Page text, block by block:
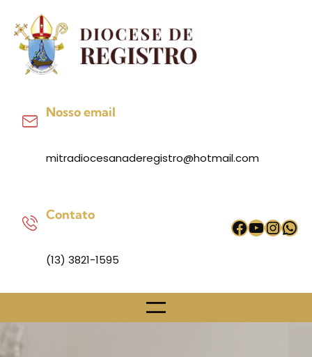
para
conteúdo
Nosso email
mitradiocesanaderegistro@hotmail.com
Contato
(13) 3821-1595
Facebook